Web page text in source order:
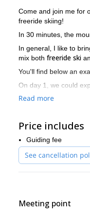
Come and join me for
freeride skiing!
In 30 minutes, the
In general, I like to
mix both freeride ski
You'll find below an
On day 1, we could
Vallon du Chatelleret.
– enjoy some out of
If you are interested
The area is not only
Read more
Price includes
Guiding fee
See cancellation
Meeting point